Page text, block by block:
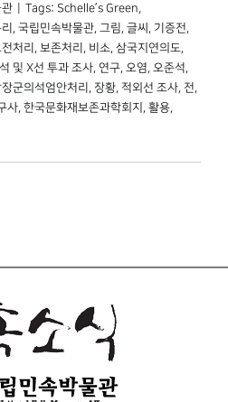
Tags: Schelle’s Green,
, 국립민속박물관, 그림, 글씨 , 기증전,
처리 , 보존처리 , 비소, 삼국지연의도,
및 X선 투과 조사, 연구, 오염, 오준석,
장군의석엄안처리 , 장황, 적외선 조사, 전,
사, 한국문화재보존과학회지 , 활용,